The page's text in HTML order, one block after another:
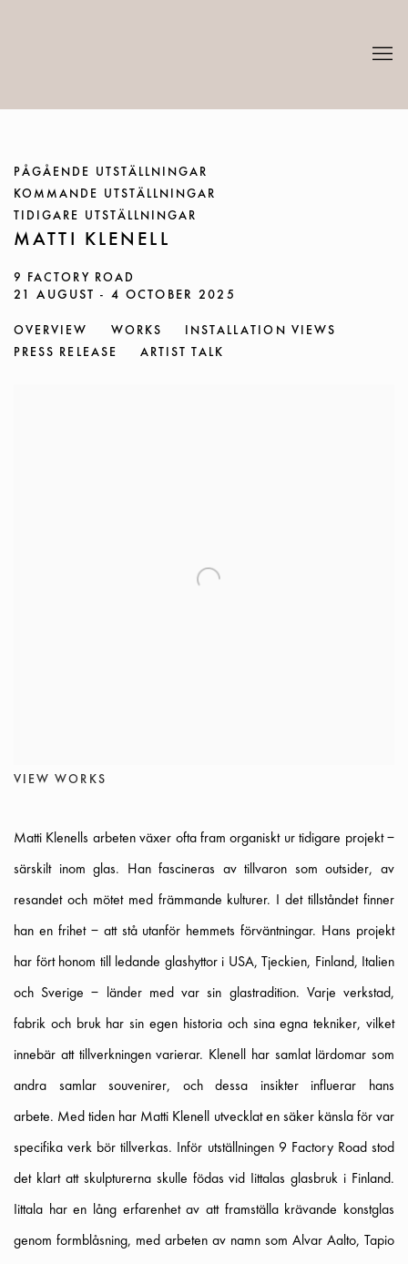
PÅGÅENDE UTSTÄLLNINGAR
KOMMANDE UTSTÄLLNINGAR
TIDIGARE UTSTÄLLNINGAR
MATTI KLENELL
9 FACTORY ROAD
21 AUGUST - 4 OCTOBER 2025
OVERVIEW WORKS
INSTALLATION VIEWS
PRESS RELEASE
ARTIST TALK
VIEW WORKS
Matti Klenells arbeten växer ofta fram organiskt ur tidigare projekt –
särskilt inom glas. Han fascineras av tillvaron som outsider, av
resandet och mötet med främmande kulturer. I det tillståndet finner
han en frihet – att stå utanför hemmets förväntningar. Hans projekt
har fört honom till ledande glashyttor i USA, Tjeckien, Finland, Italien
och Sverige – länder med var sin glastradition. Varje verkstad,
fabrik och bruk har sin egen historia och sina egna tekniker, vilket
innebär att tillverkningen varierar. Klenell har samlat lärdomar som
andra samlar souvenirer, och dessa insikter influerar hans
arbete. Med tiden har Matti Klenell utvecklat en säker känsla för var
specifika verk bör tillverkas. Inför utställningen 9 Factory Road stod
det klart att skulpturerna skulle födas vid Iittalas glasbruk i Finland.
Iittala har en lång erfarenhet av att framställa krävande konstglas
genom formblåsning, med arbeten av namn som Alvar Aalto, Tapio